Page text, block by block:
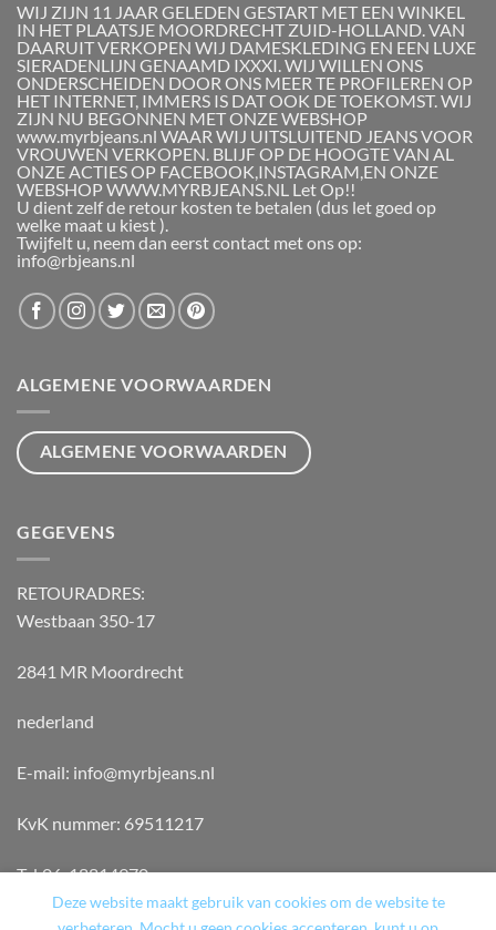
WIJ ZIJN 11 JAAR GELEDEN GESTART MET EEN WINKEL
IN HET PLAATSJE MOORDRECHT ZUID-HOLLAND. VAN
DAARUIT VERKOPEN WIJ DAMESKLEDING EN EEN LUXE
SIERADENLIJN GENAAMD IXXXI. WIJ WILLEN ONS
ONDERSCHEIDEN DOOR ONS MEER TE PROFILEREN OP
HET INTERNET, IMMERS IS DAT OOK DE TOEKOMST. WIJ
ZIJN NU BEGONNEN MET ONZE WEBSHOP
www.myrbjeans.nl WAAR WIJ UITSLUITEND JEANS VOOR
VROUWEN VERKOPEN. BLIJF OP DE HOOGTE VAN AL
ONZE ACTIES OP FACEBOOK,INSTAGRAM,EN ONZE
WEBSHOP WWW.MYRBJEANS.NL Let Op!!
U dient zelf de retour kosten te betalen (dus let goed op
welke maat u kiest ).
Twijfelt u, neem dan eerst contact met ons op:
info@rbjeans.nl
ALGEMENE VOORWAARDEN
ALGEMENE VOORWAARDEN
GEGEVENS
RETOURADRES:
Westbaan 350-17
2841 MR Moordrecht
nederland
E-mail: info@myrbjeans.nl
KvK nummer: 69511217
Tel:06-18814970
Deze website maakt gebruik van cookies om de website te